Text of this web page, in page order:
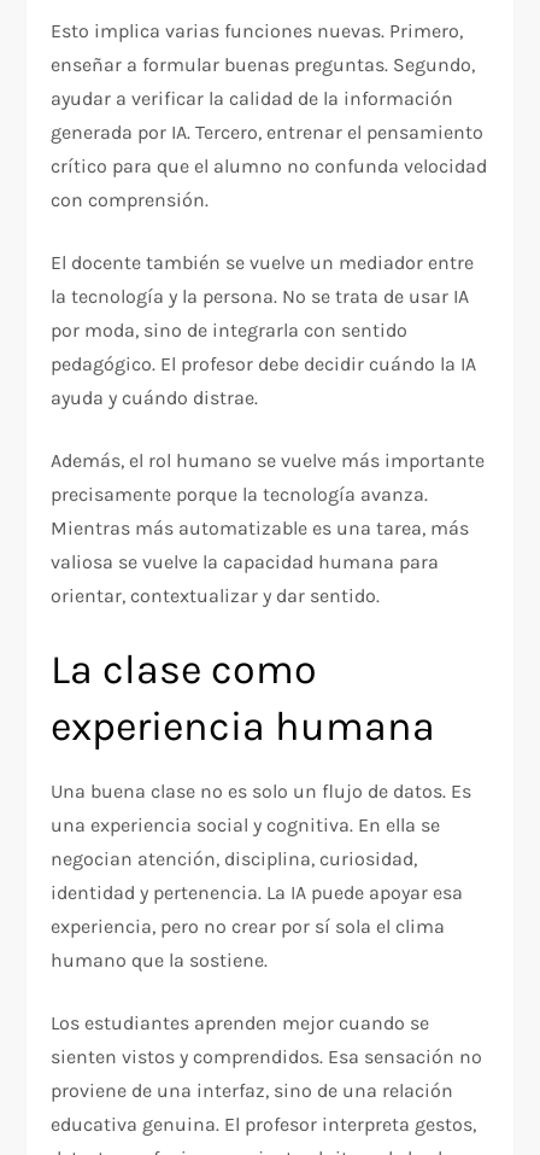
Esto implica varias funciones nuevas. Primero,
enseñar a formular buenas preguntas. Segundo,
ayudar a verificar la calidad de la información
generada por IA. Tercero, entrenar el pensamiento
crítico para que el alumno no confunda velocidad
con comprensión.
El docente también se vuelve un mediador entre
la tecnología y la persona. No se trata de usar IA
por moda, sino de integrarla con sentido
pedagógico. El profesor debe decidir cuándo la IA
ayuda y cuándo distrae.
Además, el rol humano se vuelve más importante
precisamente porque la tecnología avanza.
Mientras más automatizable es una tarea, más
valiosa se vuelve la capacidad humana para
orientar, contextualizar y dar sentido.
La clase como
experiencia humana
Una buena clase no es solo un flujo de datos. Es
una experiencia social y cognitiva. En ella se
negocian atención, disciplina, curiosidad,
identidad y pertenencia. La IA puede apoyar esa
experiencia, pero no crear por sí sola el clima
humano que la sostiene.
Los estudiantes aprenden mejor cuando se
sienten vistos y comprendidos. Esa sensación no
proviene de una interfaz, sino de una relación
educativa genuina. El profesor interpreta gestos,